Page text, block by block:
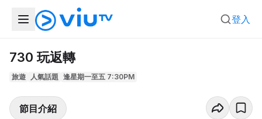
登入
730 玩返轉
旅遊 人氣話題 逢星期一至五 7:30PM
節目介紹